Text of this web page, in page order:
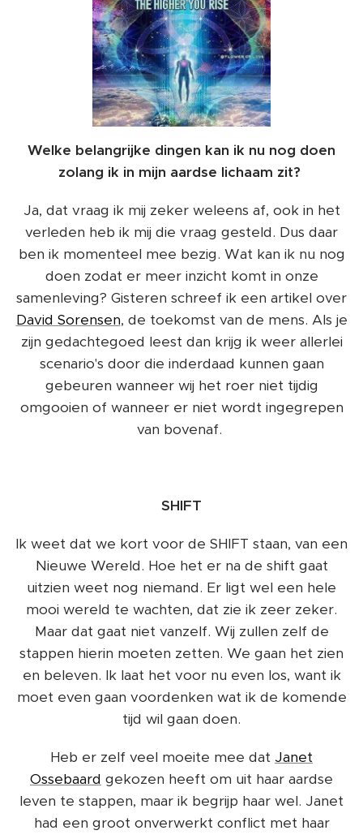
Welke belangrijke dingen kan ik nu nog doen
zolang ik in mijn aardse lichaam zit?
Ja, dat vraag ik mij zeker weleens af, ook in het
verleden heb ik mij die vraag gesteld. Dus daar
ben ik momenteel mee bezig. Wat kan ik nu nog
doen zodat er meer inzicht komt in onze
samenleving? Gisteren schreef ik een artikel over
David Sorensen, de toekomst van de mens. Als je
zijn gedachtegoed leest dan krijg ik weer allerlei
scenario's door die inderdaad kunnen gaan
gebeuren wanneer wij het roer niet tijdig
omgooien of wanneer er niet wordt ingegrepen
van bovenaf.
SHIFT
Ik weet dat we kort voor de SHIFT staan, van een
Nieuwe Wereld. Hoe het er na de shift gaat
uitzien weet nog niemand. Er ligt wel een hele
mooi wereld te wachten, dat zie ik zeer zeker.
Maar dat gaat niet vanzelf. Wij zullen zelf de
stappen hierin moeten zetten. We gaan het zien
en beleven. Ik laat het voor nu even los, want ik
moet even gaan voordenken wat ik de komende
tijd wil gaan doen.
Heb er zelf veel moeite mee dat Janet
Ossebaard gekozen heeft om uit haar aardse
leven te stappen, maar ik begrijp haar wel. Janet
had een groot onverwerkt conflict met haar